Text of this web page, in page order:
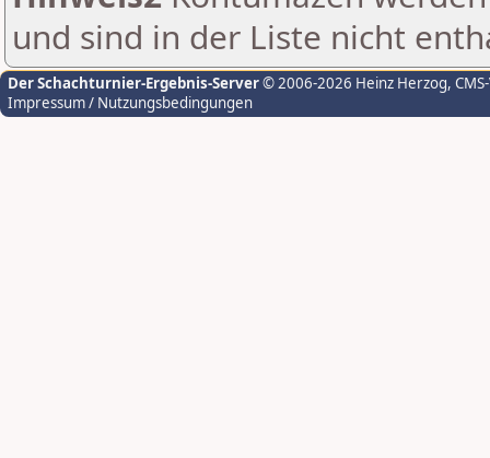
und sind in der Liste nicht
Der Schachturnier-Ergebnis-Server© 2006-2026 Heinz Herzog,
Impressum / Nutzungsbedingungen